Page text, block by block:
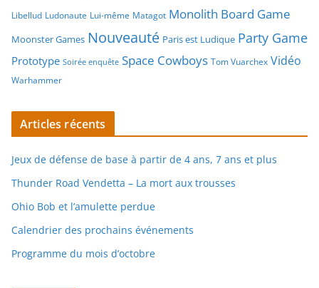
Libellud Ludonaute Lui-même Matagot Monolith Board Game
Moonster Games Nouveauté Paris est Ludique Party Game
Prototype Soirée enquête Space Cowboys Tom Vuarchex Vidéo
Warhammer
Articles récents
Jeux de défense de base à partir de 4 ans, 7 ans et plus
Thunder Road Vendetta – La mort aux trousses
Ohio Bob et l’amulette perdue
Calendrier des prochains événements
Programme du mois d’octobre